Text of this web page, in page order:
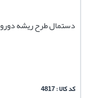
دستمال طرح ریشه دورو
کد کالا : 4817